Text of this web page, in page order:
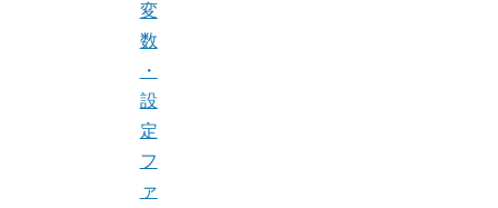
変
数
・
設
定
フ
ァ